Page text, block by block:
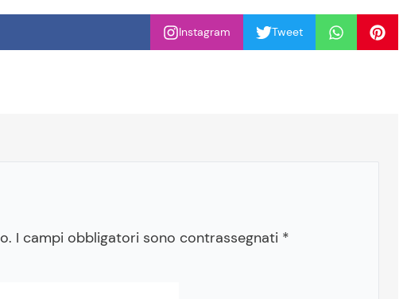
Instagram Tweet
I campi obbligatori sono contrassegnati *